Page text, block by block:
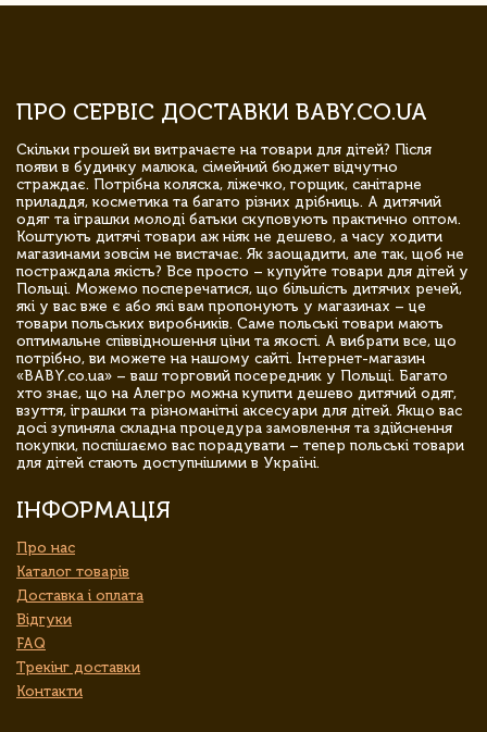
ПРО СЕРВІС ДОСТАВКИ BABY.CO.UA
Скільки грошей ви витрачаєте на товари для дітей? Після
появи в будинку малюка, сімейний бюджет відчутно
страждає. Потрібна коляска, ліжечко, горщик, санітарне
приладдя, косметика та багато різних дрібниць. А дитячий
одяг та іграшки молоді батьки скуповують практично оптом.
Коштують дитячі товари аж ніяк не дешево, а часу ходити
магазинами зовсім не вистачає. Як заощадити, але так, щоб не
постраждала якість? Все просто – купуйте товари для дітей у
Польщі. Можемо посперечатися, що більшість дитячих речей,
які у вас вже є або які вам пропонують у магазинах – це
товари польських виробників. Саме польські товари мають
оптимальне співвідношення ціни та якості. А вибрати все, що
потрібно, ви можете на нашому сайті. Інтернет-магазин
«BABY.co.ua» – ваш торговий посередник у Польщі. Багато
хто знає, що на Алегро можна купити дешево дитячий одяг,
взуття, іграшки та різноманітні аксесуари для дітей. Якщо вас
досі зупиняла складна процедура замовлення та здійснення
покупки, поспішаємо вас порадувати – тепер польські товари
для дітей стають доступнішими в Україні.
ІНФОРМАЦІЯ
Про нас
Каталог товарів
Доставка і оплата
Відгуки
FAQ
Трекінг доставки
Контакти